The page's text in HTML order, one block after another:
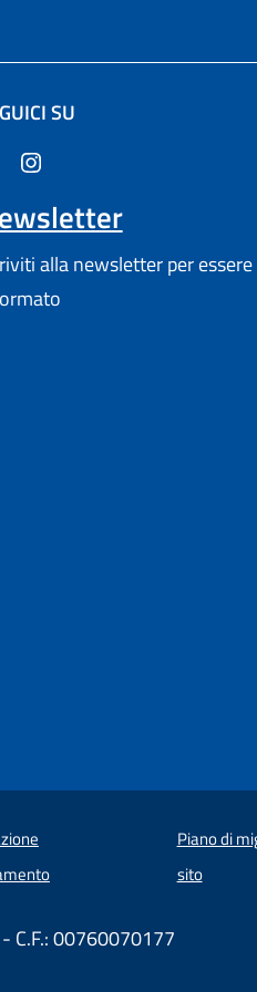
scheda).
SU
alla newsletter per
Piano di
sito
C.F.: 00760070177